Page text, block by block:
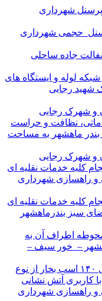
تکمیلی حدود ۳۰ ± ۱۹۹۸ نفر پرسنل شهرداری
حدود ۵ ± ۸۴۵ نفر پرسنل حجمی شهرداری
جاده ساحلی
لوله و ایستگاه های
شهید رجایی
و شهرک رجایی
نظافت و حراست
ماهشهر به مساحت
و شهرک رجایی
و راهسازی شهرداری
سبز بندرماهشهر
اطراف آن به
ماهشهر – خور سیف –
خرید و تجهیزخودروی ۶ چرخ با توان حداقل ۱۴۰ اسب بخار از نوع
و راهسازی شهرداری